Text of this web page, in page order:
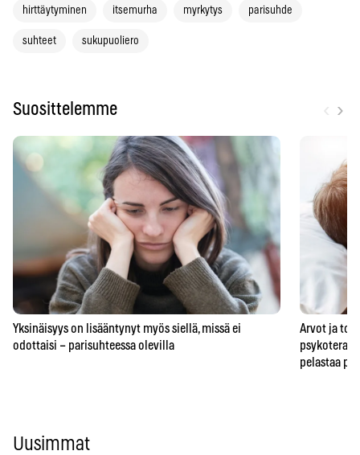
hirttäytyminen itsemurha myrkytys parisuhde
suhteet sukupuoliero
Suosittelemme ›
Yksinäisyys on lisääntynyt myös siellä, missä ei
odottaisi – parisuhteessa olevilla
Arvot ja
pelastaa
Uusimmat